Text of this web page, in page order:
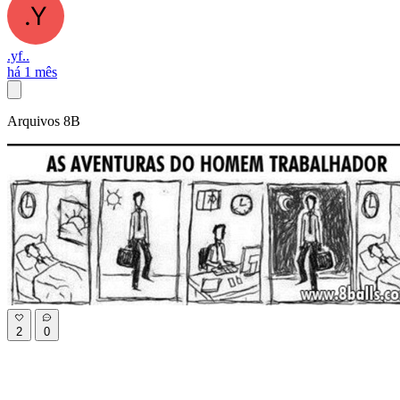
.yf..
há 1 mês
Arquivos 8B
2 0